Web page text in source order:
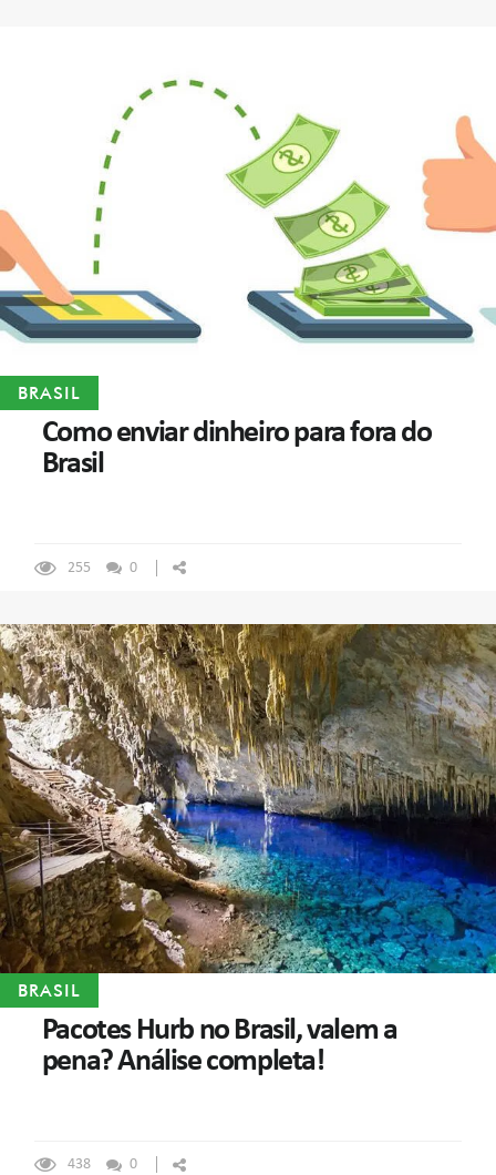
BRASIL
Como enviar dinheiro para fora do
Brasil
255 0
BRASIL
Pacotes Hurb no Brasil, valem a
pena? Análise completa!
438 0